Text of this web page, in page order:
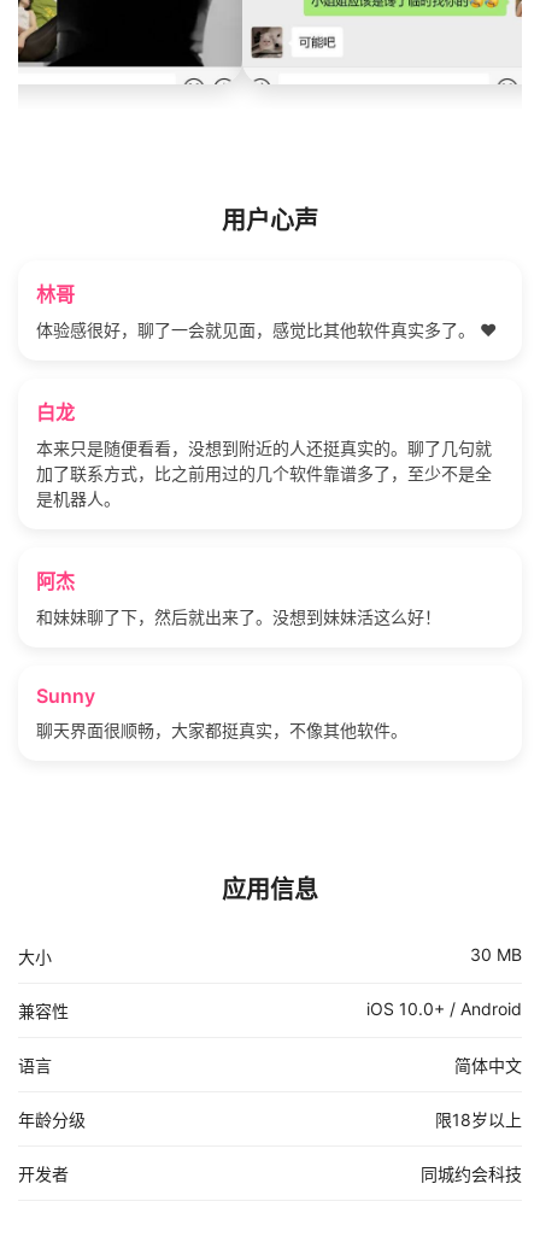
用户心声
林哥
体验感很好，聊了一会就见面，感觉比其他软件真实多了。 ❤️
白龙
本来只是随便看看，没想到附近的人还挺真实的。聊了几句就
加了联系方式，比之前用过的几个软件靠谱多了，至少不是全
是机器人。
阿杰
和妹妹聊了下，然后就出来了。没想到妹妹活这么好！
Sunny
聊天界面很顺畅，大家都挺真实，不像其他软件。
应用信息
大小 30 MB
兼容性 iOS 10.0+ / Android
语言 简体中文
年龄分级 限18岁以上
开发者 同城约会科技